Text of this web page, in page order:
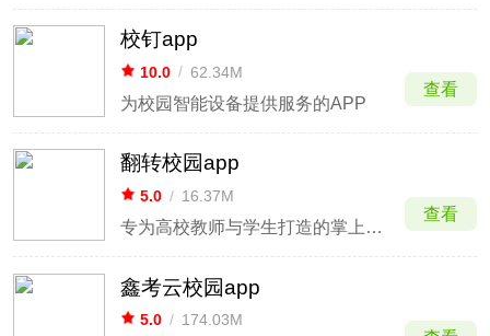
校钉app
10.0 / 62.34M
为校园智能设备提供服务的APP
查看
翻转校园app
5.0 / 16.37M
专为高校教师与学生打造的掌上教育生活平台
查看
鑫考云校园app
5.0 / 174.03M